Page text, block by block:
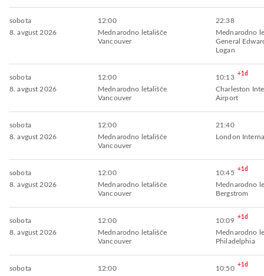
sobota
8. avgust 2026
12:00
Mednarodno letališče
Vancouver
22:38
Mednarodno
General
Logan
sobota
8. avgust 2026
12:00
Mednarodno letališče
Vancouver
10:13 +1d
Charleston
Airport
sobota
8. avgust 2026
12:00
Mednarodno letališče
Vancouver
21:40
London
sobota
8. avgust 2026
12:00
Mednarodno letališče
Vancouver
10:45 +1d
Mednarodno
Bergstrom
sobota
8. avgust 2026
12:00
Mednarodno letališče
Vancouver
10:09 +1d
Mednarodno
Philadelphia
sobota
12:00
10:50 +1d